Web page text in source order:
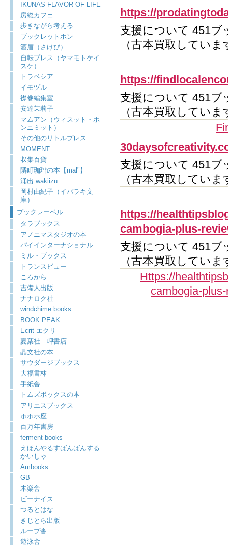
IKUNAS FLAVOR OF LIFE
房総カフェ
歩きながら考える
ブックレットホン
酒眉（さけび）
自転プレス（ヤマモトケイ
スケ）
トラベシア
イモヅル
襟巻編集室
安達茉莉子
マムアン（ウィスット・ポ
ンニミット）
その他のリトルプレス
MOMENT
収集百貨
隣町珈琲の本【mal"】
涌出 wakiizu
岡村由紀子（イバラキ文
庫）
ブックレーベル
タラブックス
アノニマスタジオの本
パイインターナショナル
ミル・ブックス
トランスビュー
ころから
吉備人出版
ナナロク社
windchime books
BOOK PEAK
Ecrit エクリ
夏葉社 岬書店
晶文社の本
サウダージブックス
大福書林
手紙舎
トムズボックスの本
アリエスブックス
ホホホ座
百万年書房
ferment books
えほんやるすばんばんする
かいしゃ
Ambooks
GB
木楽舎
ビーナイス
つるとはな
きじとら出版
ループ舎
遊泳舎
https://
支援について 451ブ
（古本買取していま
https://
支援について 451ブ
（古本買取していま
支援について 451ブ
（古本買取していま
https://
cambogia-plus-
支援について 451ブ
（古本買取していま
Https://
cambogia-